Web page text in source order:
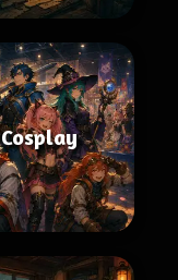
Cosplay